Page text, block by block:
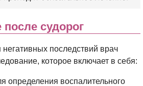
судорог
последствий врач
которое включает в себя:
определения воспалительного